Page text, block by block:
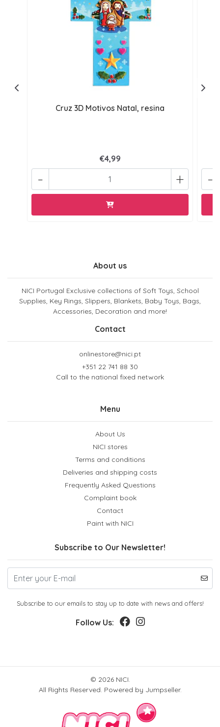
Cruz 3D Motivos Natal, resina
€4,99
+
- -
About us
NICI Portugal Exclusive collections of Soft Toys, School
Supplies, Key Rings, Slippers, Blankets, Baby Toys, Bags,
Accessories, Decoration and more!
Contact
onlinestore@nici.pt
+351 22 741 88 30
Call to the national fixed network
Menu
About Us
NICI stores
Terms and conditions
Deliveries and shipping costs
Frequently Asked Questions
Complaint book
Contact
Paint with NICI
Subscribe to Our Newsletter!
Subscribe to our emails to stay up to date with news and offers!
Follow Us:
© 2026 NICI.
All Rights Reserved. Powered by Jumpseller.